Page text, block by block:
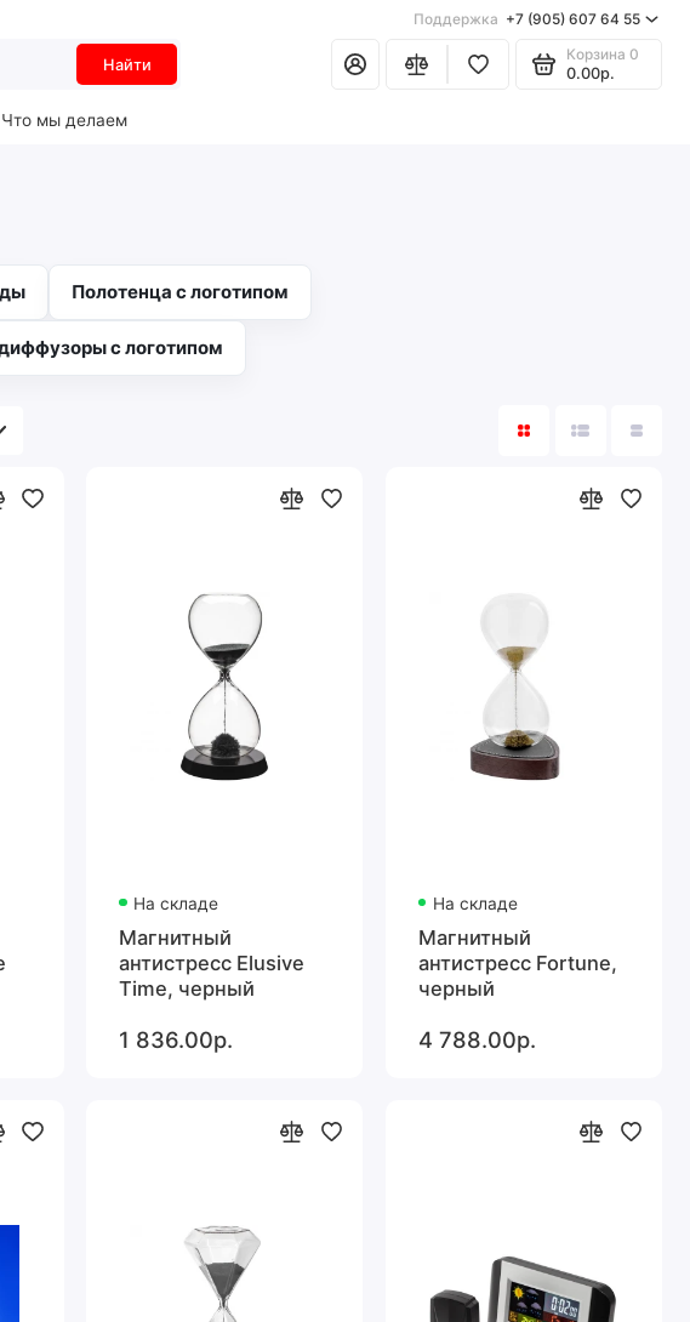
Поддержка +7 (905) 607 64 55
Найти
Корзина 0
0.00р.
Что мы делаем
Полотенца с логотипом
с логотипом
На складе
Магнитный
антистресс Elusive
Time, черный
1 836.00р.
На складе
Магнитный
антистресс Fortune,
черный
4 788.00р.